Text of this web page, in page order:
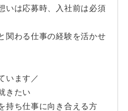
いは応募時、入社前は必須
関わる仕事の経験を活かせ
います／
きたい
持ち仕事に向き合える方